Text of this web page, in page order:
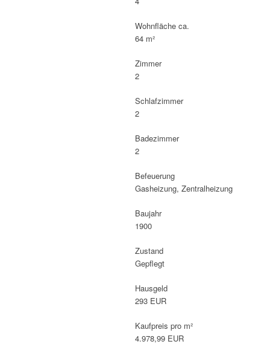
Wohnfläche ca.
64 m²
Zimmer
2
Schlafzimmer
2
Badezimmer
2
Befeuerung
Gasheizung, Zentralheizung
Baujahr
1900
Zustand
Gepflegt
Hausgeld
293 EUR
Kaufpreis pro m²
4.978,99 EUR